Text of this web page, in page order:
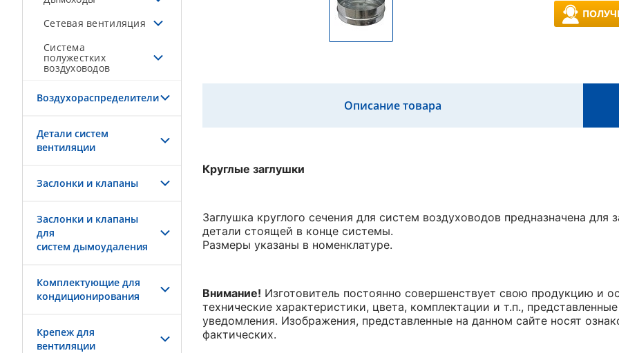
Сетевая вентиляция
Система
полужестких
воздуховодов
Воздухораспределители
Детали систем
вентиляции
Заслонки и клапаны
Заслонки и клапаны
для
систем дымоудаления
Комплектующие для
кондиционирования
Крепеж для
вентиляции
Описание товара
Круглые заглушки
Заглушка круглого сечения для систем воздуховодов предназначена
детали стоящей в конце системы.
Размеры указаны в номенклатуре.
Внимание! Изготовитель постоянно совершенствует свою продукцию и
технические характеристики, цвета, комплектации и т.п.,
уведомления. Изображения, представленные на данном сайте носят
фактических.